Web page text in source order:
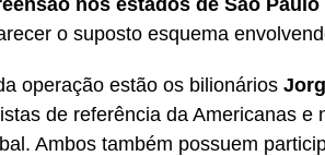
o suposto esquema
operação estão os bilionários
de referência da Americanas e
Ambos também possuem